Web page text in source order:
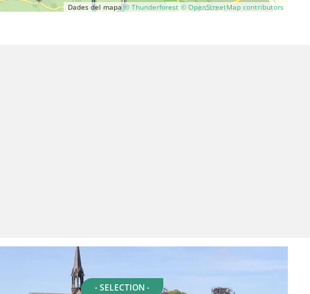
Dades del mapa© Thunderforest © OpenStreetMap contributors
- SELECTION -